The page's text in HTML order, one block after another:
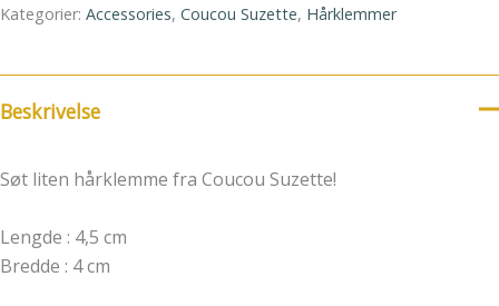
Kategorier: Accessories, Coucou Suzette, Hårklemmer
Beskrivelse
Søt liten hårklemme fra Coucou Suzette!
Lengde : 4,5 cm
Bredde : 4 cm